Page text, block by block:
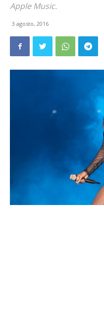
Apple Music.
3 agosto, 2016